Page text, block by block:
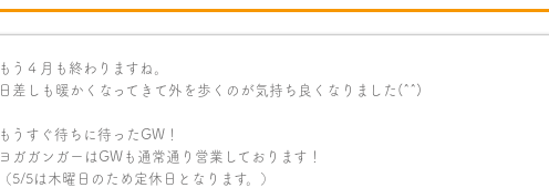
もう４月も終わりますね。
日差しも暖かくなってきて外を歩くのが気持ち良くなりました(^^)
もうすぐ待ちに待ったGW！
ヨガガンガーはGWも通常通り営業しております！
（5/5は木曜日のため定休日となります。）